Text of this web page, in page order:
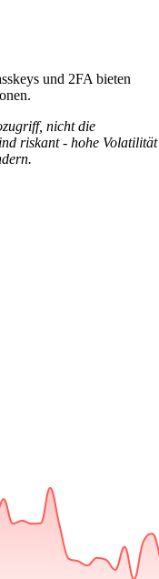
und 2FA bieten
nicht die
riskant - hohe Volatilität